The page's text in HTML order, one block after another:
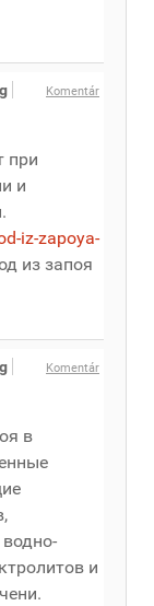
Komentár
при
и
iz-zapoya-
из запоя
Komentár
в
и